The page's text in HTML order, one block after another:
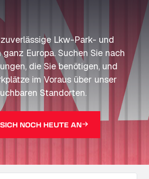
Lkw-Park- und
Europa. Suchen Sie nach
die Sie benötigen, und
im Voraus über unser
Standorten.
NOCH HEUTE AN